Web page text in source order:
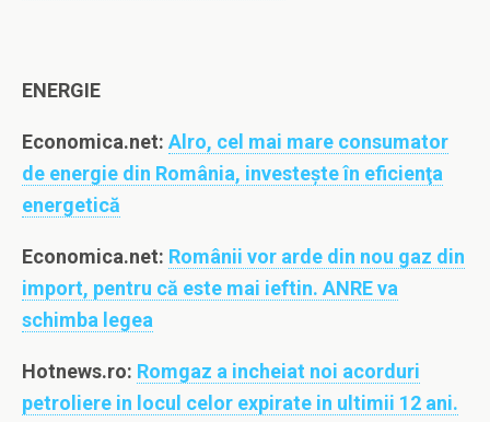
ENERGIE
Economica.net: Alro, cel mai mare consumator
de energie din România, investeşte în eficienţa
energetică
Economica.net: Românii vor arde din nou gaz din
import, pentru că este mai ieftin. ANRE va
schimba legea
Hotnews.ro: Romgaz a incheiat noi acorduri
petroliere in locul celor expirate in ultimii 12 ani.